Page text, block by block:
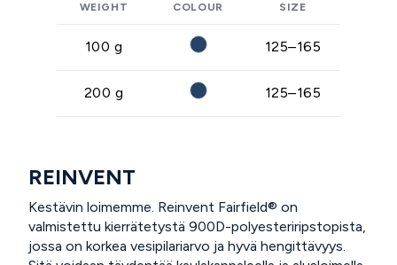
WEIGHT COLOUR SIZE
100 g 125–165
200 g 125–165
REINVENT
Kestävin loimemme. Reinvent Fairfield® on
valmistettu kierrätetystä 900D-polyesteriripstopista,
jossa on korkea vesipilariarvo ja hyvä hengittävyys.